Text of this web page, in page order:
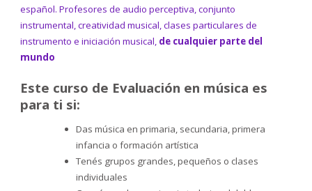
español. Profesores de audio perceptiva, conjunto
instrumental, creatividad musical, clases particulares de
instrumento e iniciación musical, de cualquier parte del
mundo
Este curso de Evaluación en música es
para ti si:
Das música en primaria, secundaria, primera
infancia o formación artística
Tenés grupos grandes, pequeños o clases
individuales